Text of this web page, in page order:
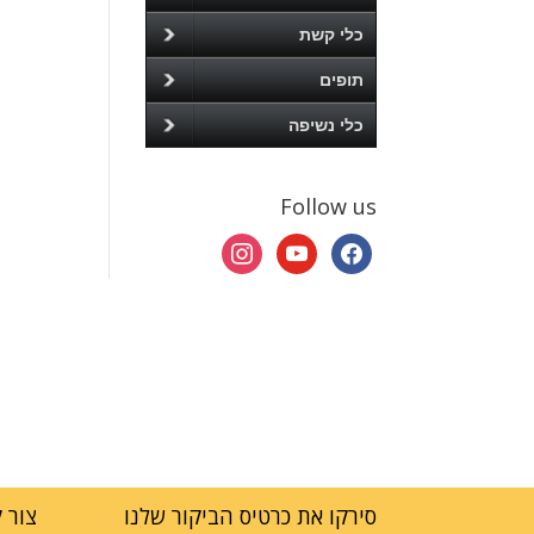
כלי קשת
תופים
כלי נשיפה
Follow us
facebook
youtube
instagram
סירקו את כרטיס הביקור שלנו